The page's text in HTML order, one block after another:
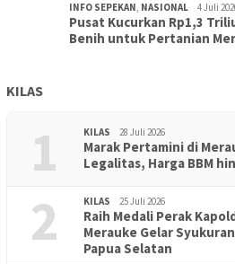
INFO SEPEKAN, NASIONAL 4 Juli
Pusat Kucurkan Rp1,3
Benih untuk Pertanian
KILAS
1 KILAS 28 Juli 2026
Marak Pertamini di
Legalitas, Harga BBM
2 KILAS 25 Juli 2026
Raih Medali Perak
Merauke Gelar
Papua Selatan